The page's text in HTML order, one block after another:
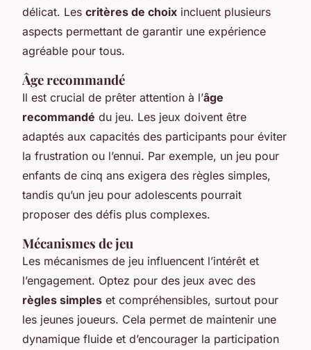
délicat. Les critères de choix incluent plusieurs
aspects permettant de garantir une expérience
agréable pour tous.
Âge recommandé
Il est crucial de prêter attention à l’âge
recommandé du jeu. Les jeux doivent être
adaptés aux capacités des participants pour éviter
la frustration ou l’ennui. Par exemple, un jeu pour
enfants de cinq ans exigera des règles simples,
tandis qu’un jeu pour adolescents pourrait
proposer des défis plus complexes.
Mécanismes de jeu
Les mécanismes de jeu influencent l’intérêt et
l’engagement. Optez pour des jeux avec des
règles simples et compréhensibles, surtout pour
les jeunes joueurs. Cela permet de maintenir une
dynamique fluide et d’encourager la participation